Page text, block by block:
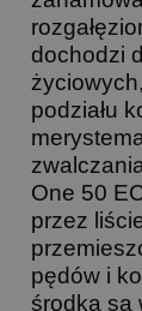
dochodzi
podziału
One 50
przez
pędów i
środka są